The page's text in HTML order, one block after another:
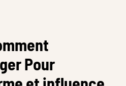
Pour